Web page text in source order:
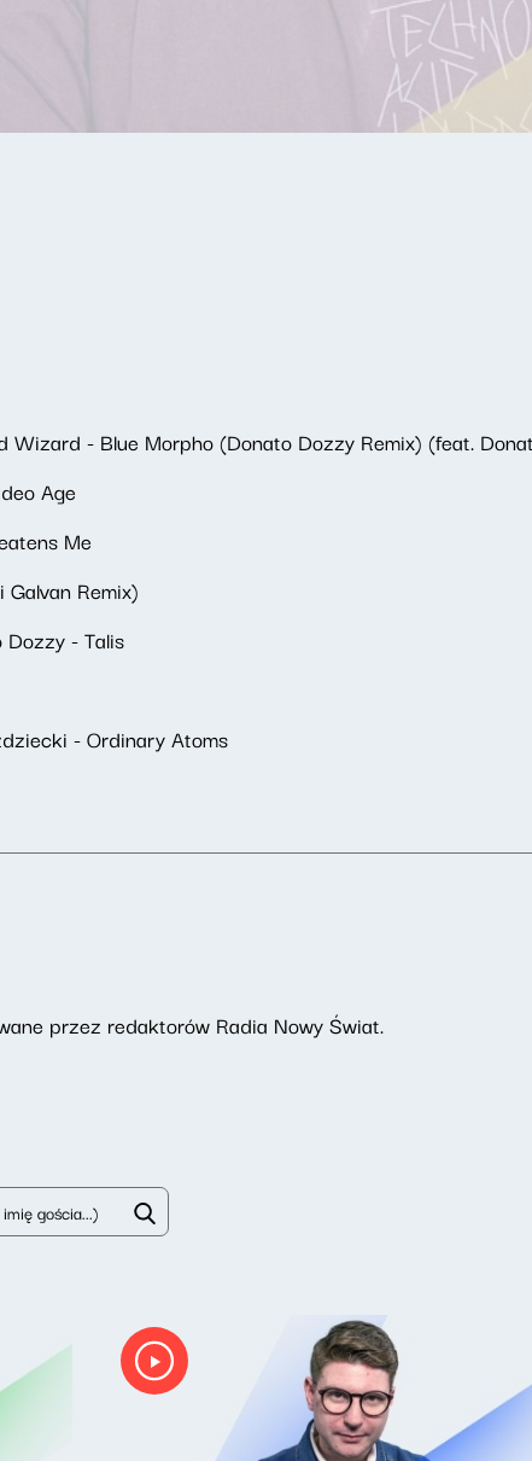
Wizard - Blue Morpho (Donato Dozzy Remix) (feat.
Age
Me
Remix)
- Talis
- Ordinary Atoms
przez redaktorów Radia Nowy Świat.